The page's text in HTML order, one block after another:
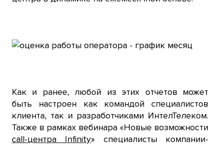
Как и ранее, любой из этих отчетов может
быть настроен как командой специалистов
клиента, так и разработчиками ИнтелТелеком.
Также в рамках вебинара «Новые возможности
call-центра Infinity» специалисты компании-